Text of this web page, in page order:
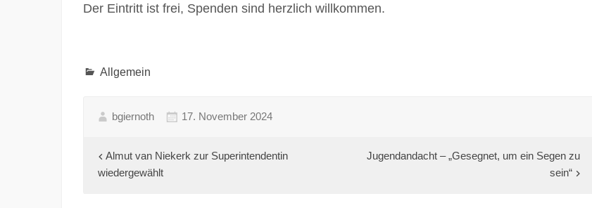
Der Eintritt ist frei, Spenden sind herzlich willkommen.
Allgemein
bgiernoth 17. November 2024
Beitragsnavigation
Almut van Niekerk zur Superintendentin
wiedergewählt
Jugendandacht – „Gesegnet, um ein Segen zu
sein“